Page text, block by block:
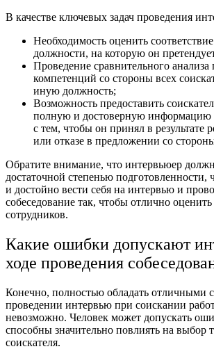
В качестве ключевых задач проведения
Необходимость оценить
должности, на которую он
Проведение сравнительного
компетенций со стороны всех
иную должность;
Возможность предоставить
полную и достоверную информацию
с тем, чтобы он принял в результате
или отказе в предложении со
Обратите внимание, что интервьюер
достаточной степенью подготовленности,
и достойно вести себя на интервью и
собеседование так, чтобы отлично
сотрудников.
Какие ошибки допускают
ходе проведения
Конечно, полностью обладать отличными
проведении интервью при соискании
невозможно. Человек может допускать
способны значительно повлиять на выбор
соискателя.